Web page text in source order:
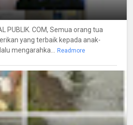
PUBLIK. COM, Semua orang tua
yang terbaik kepada anak-
mengarahka...
Readmore